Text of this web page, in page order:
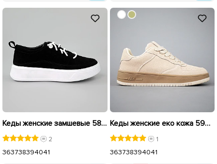
Кеды женские замшевые 584947 Черные
2
363738394041
Кеды женские еко кожа 594370 Бежевые распродажа
1
363738394041